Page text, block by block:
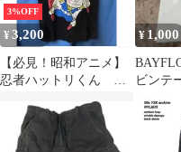
3%OFF
¥ 3,200
【必見！昭和アニメ】
忍者ハットリくん ビ
ツ M ブラック
¥1,000
ビンテ
チ